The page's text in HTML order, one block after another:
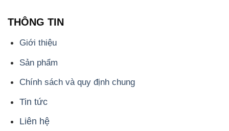
THÔNG TIN
Giới thiệu
Sản phẩm
Chính sách và quy định chung
Tin tức
Liên hệ